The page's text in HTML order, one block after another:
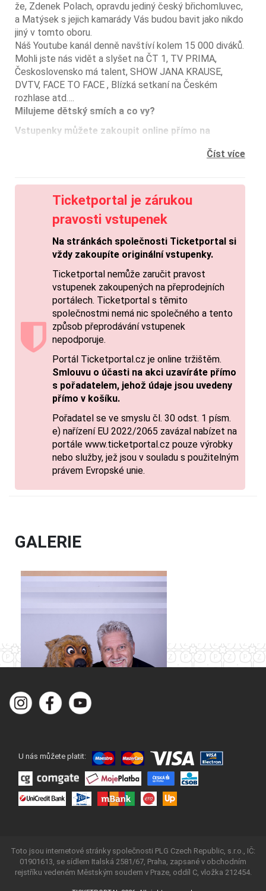
že, Zdenek Polach, opravdu jediný český břichomluvec,
a Matýsek s jejich kamarády Vás budou bavit jako nikdo
jiný v tomto oboru.
Náš Youtube kanál denně navštíví kolem 15 000 diváků.
Mohli jste nás vidět a slyšet na ČT 1, TV PRIMA,
Československo má talent, SHOW JANA KRAUSE,
DVTV, FACE TO FACE , Blízká setkaní na Českém
rozhlase atd….
Milujeme dětský smích a co vy?
Vstupenky můžete zakoupit online přímo na
dispozici jsou i prodejní místa Ticketportal.
sleva 50% pro držitele průkazu ZTP/P, zvolte v
nákupním košíku / bezbariérový přístup NEUVEDENO /
každý návštěvník musí mít vlastní vstupenku, bez
ohledu na věk
-TH-
Číst více
Ticketportal je zárukou
pravosti vstupenek
Na stránkách společnosti Ticketportal si
vždy zakoupíte originální vstupenky.
Ticketportal nemůže zaručit pravost
vstupenek zakoupených na přeprodejních
portálech. Ticketportal s těmito
společnostmi nemá nic společného a tento
způsob přeprodávání vstupenek
nepodporuje.
Portál Ticketportal.cz je online tržištěm.
Smlouvu o účasti na akci uzavíráte přímo
s pořadatelem, jehož údaje jsou uvedeny
přímo v košíku.
Pořadatel se ve smyslu čl. 30 odst. 1 písm.
e) nařízení EU 2022/2065 zavázal nabízet na
portále www.ticketportal.cz pouze výrobky
nebo služby, jež jsou v souladu s použitelným
právem Evropské unie.
GALERIE
U nás můžete platit:
Toto jsou internetové stránky společnosti PLG Czech Republic, s.r.o., IČ:
01901613, se sídlem Italská 2581/67, Praha, zapsané v obchodním
rejstříku vedeném Městským soudem v Praze, oddíl C, vložka 212454.